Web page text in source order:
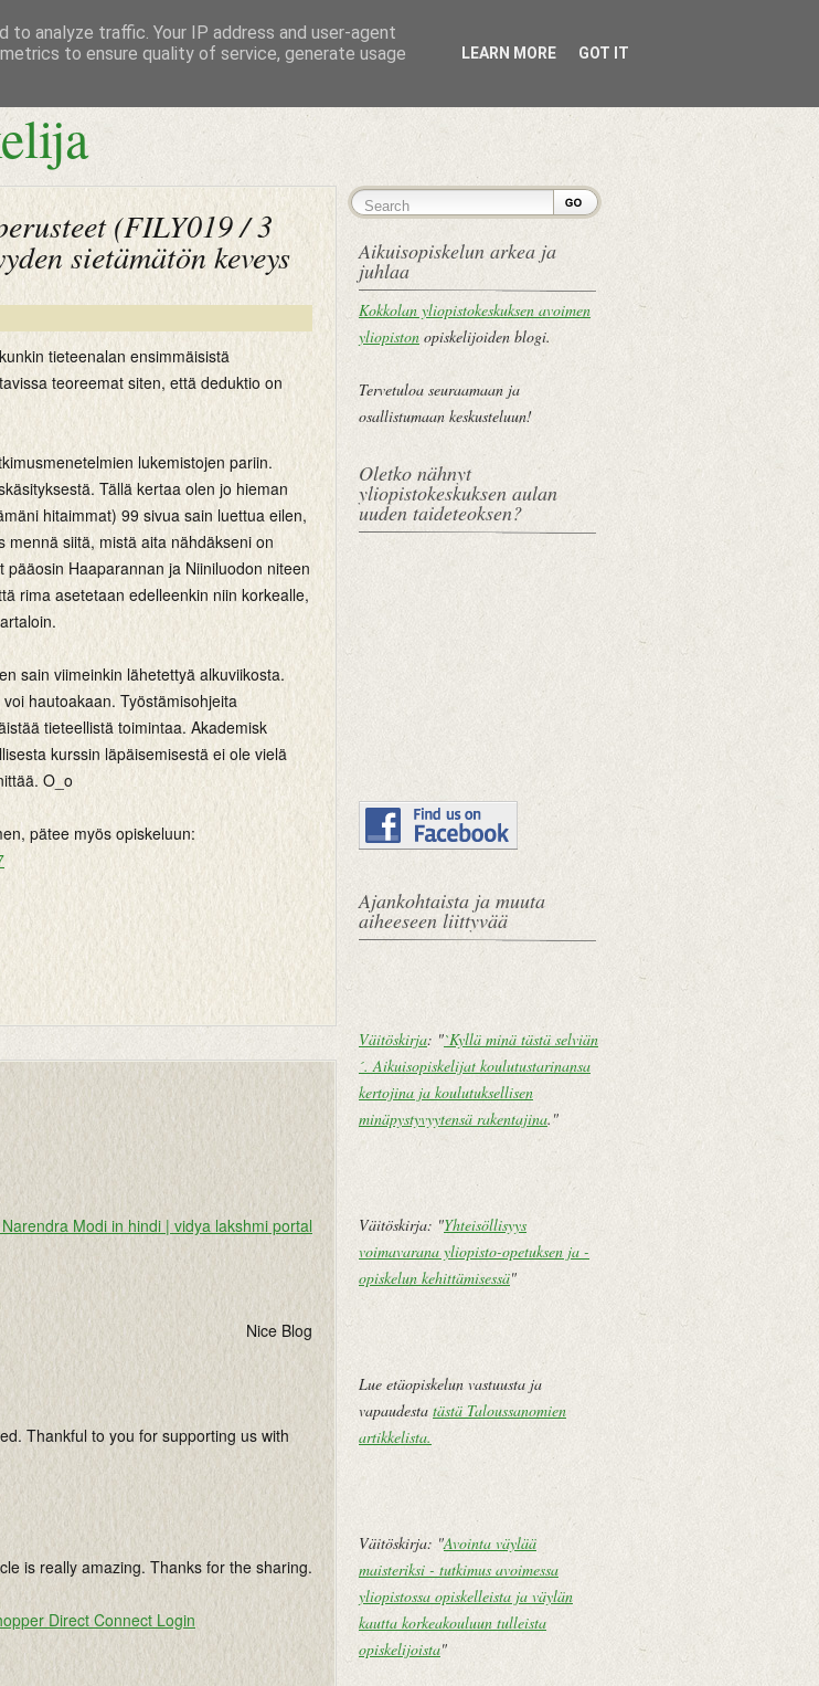
(FILY019 / 3
sietämätön keveys
tieteenalan ensimmäisistä
teoreemat siten, että deduktio on
lukemistojen pariin.
Tällä kertaa olen jo hieman
hitaimmat) 99 sivua sain luettua eilen,
mennä siitä, mistä aita nähdäkseni on
Haaparannan ja Niiniluodon niteen
rima asetetaan edelleenkin niin korkealle,
sain viimeinkin lähetettyä alkuviikosta.
hautoakaan. Työstämisohjeita
tieteellistä toimintaa. Akademisk
kurssin läpäisemisestä ei ole vielä
O_o
pätee myös opiskeluun:
Modi in hindi | vidya lakshmi portal
Nice Blog
Thankful to you for supporting us with
is really amazing. Thanks for the sharing.
Direct Connect Login
E
Aikuisopiskelun arkea ja
juhlaa
Kokkolan yliopistokeskuksen avoimen
yliopiston opiskelijoiden blogi.
Tervetuloa seuraamaan ja
osallistumaan keskusteluun!
Oletko nähnyt
yliopistokeskuksen aulan
uuden taideteoksen?
Ajankohtaista ja muuta
aiheeseen liittyvää
Väitöskirja: "`Kyllä minä tästä selviän
´. Aikuisopiskelijat koulutustarinansa
kertojina ja koulutuksellisen
minäpystyvyytensä rakentajina."
Väitöskirja: "Yhteisöllisyys
voimavarana yliopisto-opetuksen ja -
opiskelun kehittämisessä"
Lue etäopiskelun vastuusta ja
vapaudesta tästä Taloussanomien
artikkelista.
Väitöskirja: "Avointa väylää
maisteriksi - tutkimus avoimessa
yliopistossa opiskelleista ja väylän
kautta korkeakouluun tulleista
opiskelijoista"
analyze traffic. Your IP address and user-agent
to ensure quality of service, generate usage
LEARN MORE GOT IT